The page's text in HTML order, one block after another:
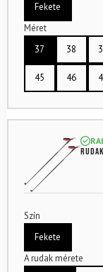
Fekete
Méret
37
38
45 46
Szín
Fekete
A rudak mérete